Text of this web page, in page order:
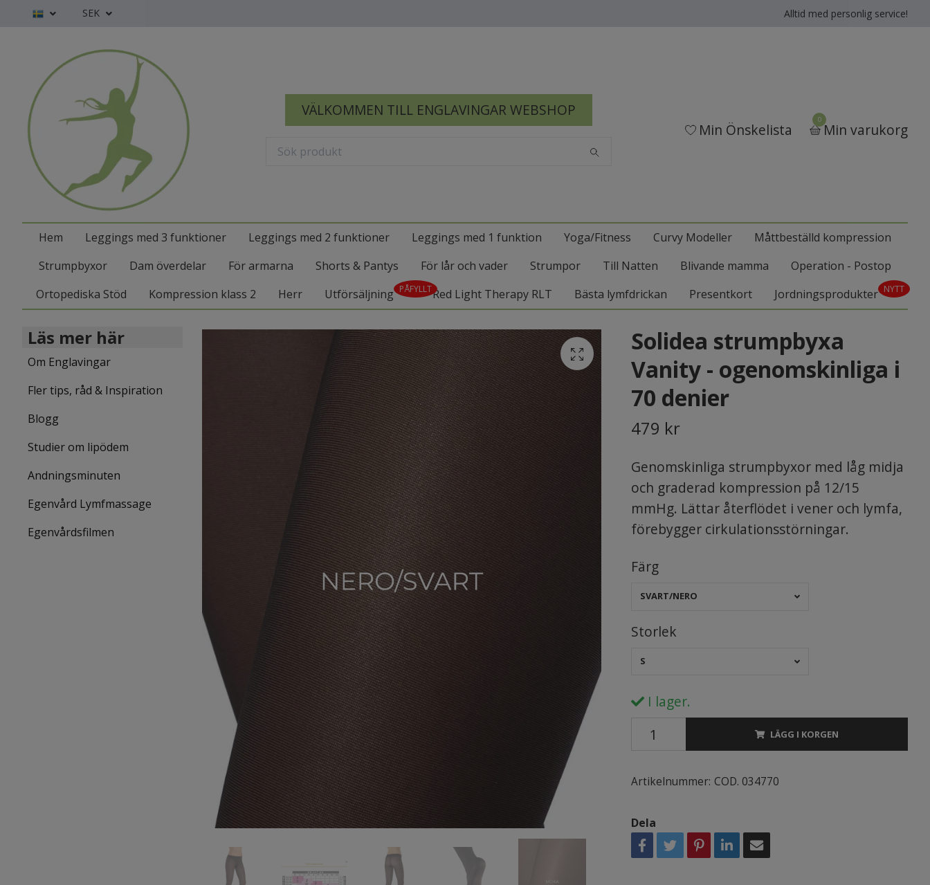
SEK Alltid med personlig service!
VÄLKOMMEN TILL ENGLAVINGAR WEBSHOP
Min Önskelista
0
Min varukorg
Hem Leggings med 3 funktioner Leggings med 2 funktioner Leggings med 1 funktion Yoga/Fitness Curvy Modeller
Måttbeställd kompression
Strumpbyxor
Dam överdelar För armarna Shorts & Pantys För lår och vader Strumpor Till Natten Blivande mamma
Operation - Postop
Ortopediska Stöd
Kompression klass 2 Herr Utförsäljning PÅFYLLTRed Light Therapy RLT Bästa lymfdrickan Presentkort Jordningsprodukter NYTT
Läs mer här
Om Englavingar
Fler tips, råd & Inspiration
Blogg
Studier om lipödem
Andningsminuten
Egenvård Lymfmassage
Egenvårdsfilmen
Solidea strumpbyxa
Vanity - ogenomskinliga i
70 denier
479 kr
Genomskinliga strumpbyxor med låg midja
och graderad kompression på 12/15
mmHg. Lättar återflödet i vener och lymfa,
förebygger cirkulationsstörningar.
Färg
SVART/NERO
Storlek
S
I lager.
LÄGG I KORGEN
Artikelnummer: COD. 034770
Dela